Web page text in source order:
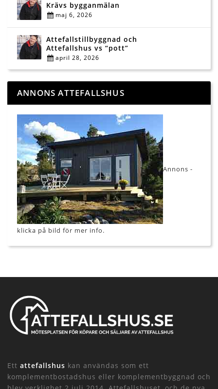
Krävs bygganmälan
maj 6, 2026
Attefallstillbyggnad och
Attefallshus vs “pott”
april 28, 2026
ANNONS ATTEFALLSHUS
Annons -
klicka på bild för mer info.
Ett attefallshus kan användas som ett
komplementbostadshus eller komplementbyggnad och